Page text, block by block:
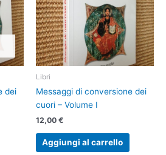
dei
Libri
Messaggi di conversione dei
cuori – Volume I
12,00 €
Aggiungi al carrello